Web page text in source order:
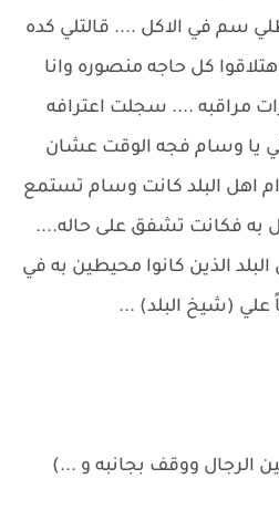
سم في الاكل .... قالتلي كده
كل حاجه منصوره وانا
مراقبه .... سجلت اعترافه
يا وسام فجه الوقت عشان
اهل البلد كانت وسام تستمع
به فكانت تشفق على حاله....
الذين كانوا محيطين به في
علي (شيخ البلد) ...
الرجال ووقف بجانبه و ...)